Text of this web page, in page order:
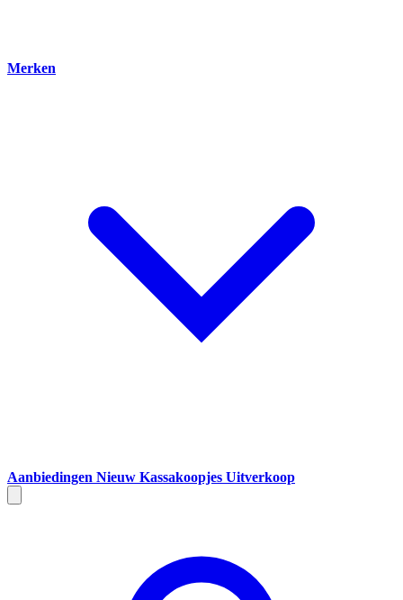
Merken
Aanbiedingen Nieuw Kassakoopjes Uitverkoop